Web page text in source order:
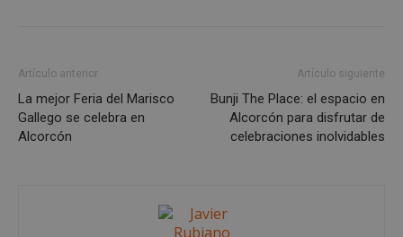
Artículo anterior
La mejor Feria del Marisco
Gallego se celebra en
Alcorcón
Artículo siguiente
Bunji The Place: el espacio en
Alcorcón para disfrutar de
celebraciones inolvidables
funcionalidad principal del sitio web, como el
El sitio web no se puede utilizar correctamente sin
las cookies estrictamente necesarias.
Proveedor/